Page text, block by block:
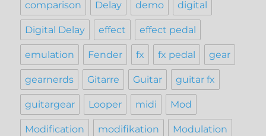
comparison Delay demo digital
Digital Delay effect effect pedal
emulation Fender fx fx pedal gear
gearnerds Gitarre Guitar guitar fx
guitargear Looper midi Mod
Modification modifikation Modulation